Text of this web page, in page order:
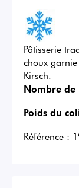
Pâtisserie
choux
Kirsch.
Nombre de
Poids du
Référence :